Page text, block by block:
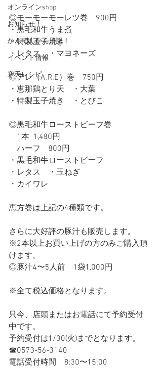
オンラインshop
お知らせ！
かんてんかん日記！
イベント情報
寒天レシピ
◎モーモーモーレツ巻　900円
・黒毛和牛うま煮
・特製玉子焼き
・レタス　・マヨネーズ
◎アレ（A.R.E）巻　750円
・恵那鶏とり天　・大葉
・特製玉子焼き　・とびこ
◎黒毛和牛ローストビーフ巻
1本  1,480円
ハーフ　800円
・黒毛和牛ローストビーフ
・レタス　・玉ねぎ
・カイワレ
恵方巻は上記の4種類です。
さらに大好評の豚汁も販売します。
※2本以上お買い上げの方のみご購入頂
けます。
◎豚汁4〜5人前　1袋1,000円
※全て税込価格となります。
只今、店頭またはお電話にて予約受付
中です。
予約受付は1/30(火)までとなります。
☎︎0573-56-3140
電話受付時間　8:30〜15:00